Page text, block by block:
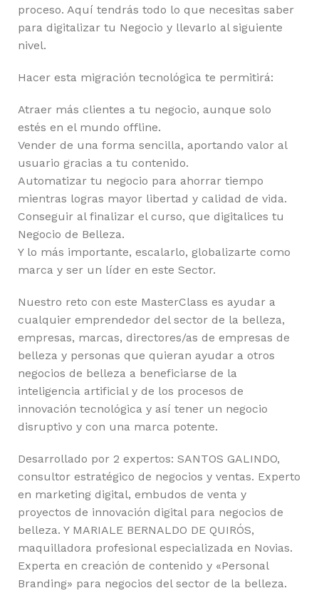
proceso. Aquí tendrás todo lo que necesitas saber
para digitalizar tu Negocio y llevarlo al siguiente
nivel.
Hacer esta migración tecnológica te permitirá:
Atraer más clientes a tu negocio, aunque solo
estés en el mundo offline.
Vender de una forma sencilla, aportando valor al
usuario gracias a tu contenido.
Automatizar tu negocio para ahorrar tiempo
mientras logras mayor libertad y calidad de vida.
Conseguir al finalizar el curso, que digitalices tu
Negocio de Belleza.
Y lo más importante, escalarlo, globalizarte como
marca y ser un líder en este Sector.
Nuestro reto con este MasterClass es ayudar a
cualquier emprendedor del sector de la belleza,
empresas, marcas, directores/as de empresas de
belleza y personas que quieran ayudar a otros
negocios de belleza a beneficiarse de la
inteligencia artificial y de los procesos de
innovación tecnológica y así tener un negocio
disruptivo y con una marca potente.
Desarrollado por 2 expertos: SANTOS GALINDO,
consultor estratégico de negocios y ventas. Experto
en marketing digital, embudos de venta y
proyectos de innovación digital para negocios de
belleza. Y MARIALE BERNALDO DE QUIRÓS,
maquilladora profesional especializada en Novias.
Experta en creación de contenido y «Personal
Branding» para negocios del sector de la belleza.